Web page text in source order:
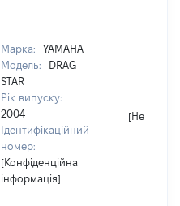
Марка:
YAMAHA
Модель:
DRAG
STAR
Рік випуску:
2004
Ідентифікаційний
номер:
[Конфіденційна
інформація]
[Не